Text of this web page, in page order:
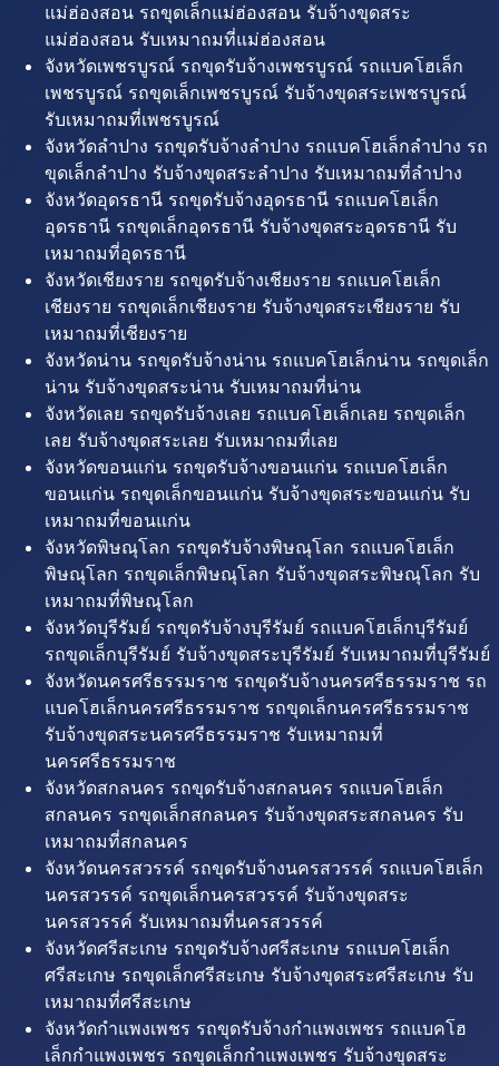
แม่ฮ่องสอน รถขุดเล็กแม่ฮ่องสอน รับจ้างขุดสระ
แม่ฮ่องสอน รับเหมาถมที่แม่ฮ่องสอน
จังหวัดเพชรบูรณ์ รถขุดรับจ้างเพชรบูรณ์ รถแบคโฮเล็ก
เพชรบูรณ์ รถขุดเล็กเพชรบูรณ์ รับจ้างขุดสระเพชรบูรณ์
รับเหมาถมที่เพชรบูรณ์
จังหวัดลำปาง รถขุดรับจ้างลำปาง รถแบคโฮเล็กลำปาง รถ
ขุดเล็กลำปาง รับจ้างขุดสระลำปาง รับเหมาถมที่ลำปาง
จังหวัดอุดรธานี รถขุดรับจ้างอุดรธานี รถแบคโฮเล็ก
อุดรธานี รถขุดเล็กอุดรธานี รับจ้างขุดสระอุดรธานี รับ
เหมาถมที่อุดรธานี
จังหวัดเชียงราย รถขุดรับจ้างเชียงราย รถแบคโฮเล็ก
เชียงราย รถขุดเล็กเชียงราย รับจ้างขุดสระเชียงราย รับ
เหมาถมที่เชียงราย
จังหวัดน่าน รถขุดรับจ้างน่าน รถแบคโฮเล็กน่าน รถขุดเล็ก
น่าน รับจ้างขุดสระน่าน รับเหมาถมที่น่าน
จังหวัดเลย รถขุดรับจ้างเลย รถแบคโฮเล็กเลย รถขุดเล็ก
เลย รับจ้างขุดสระเลย รับเหมาถมที่เลย
จังหวัดขอนแก่น รถขุดรับจ้างขอนแก่น รถแบคโฮเล็ก
ขอนแก่น รถขุดเล็กขอนแก่น รับจ้างขุดสระขอนแก่น รับ
เหมาถมที่ขอนแก่น
จังหวัดพิษณุโลก รถขุดรับจ้างพิษณุโลก รถแบคโฮเล็ก
พิษณุโลก รถขุดเล็กพิษณุโลก รับจ้างขุดสระพิษณุโลก รับ
เหมาถมที่พิษณุโลก
จังหวัดบุรีรัมย์ รถขุดรับจ้างบุรีรัมย์ รถแบคโฮเล็กบุรีรัมย์
รถขุดเล็กบุรีรัมย์ รับจ้างขุดสระบุรีรัมย์ รับเหมาถมที่บุรีรัมย์
จังหวัดนครศรีธรรมราช รถขุดรับจ้างนครศรีธรรมราช รถ
แบคโฮเล็กนครศรีธรรมราช รถขุดเล็กนครศรีธรรมราช
รับจ้างขุดสระนครศรีธรรมราช รับเหมาถมที่
นครศรีธรรมราช
จังหวัดสกลนคร รถขุดรับจ้างสกลนคร รถแบคโฮเล็ก
สกลนคร รถขุดเล็กสกลนคร รับจ้างขุดสระสกลนคร รับ
เหมาถมที่สกลนคร
จังหวัดนครสวรรค์ รถขุดรับจ้างนครสวรรค์ รถแบคโฮเล็ก
นครสวรรค์ รถขุดเล็กนครสวรรค์ รับจ้างขุดสระ
นครสวรรค์ รับเหมาถมที่นครสวรรค์
จังหวัดศรีสะเกษ รถขุดรับจ้างศรีสะเกษ รถแบคโฮเล็ก
ศรีสะเกษ รถขุดเล็กศรีสะเกษ รับจ้างขุดสระศรีสะเกษ รับ
เหมาถมที่ศรีสะเกษ
จังหวัดกำแพงเพชร รถขุดรับจ้างกำแพงเพชร รถแบคโฮ
เล็กกำแพงเพชร รถขุดเล็กกำแพงเพชร รับจ้างขุดสระ